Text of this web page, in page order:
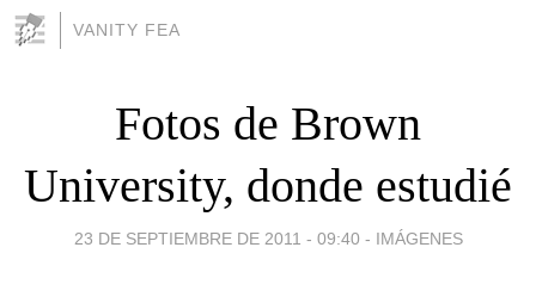
VANITY FEA
Fotos de Brown
University, donde estudié
23 DE SEPTIEMBRE DE 2011 - 09:40 - IMÁGENES